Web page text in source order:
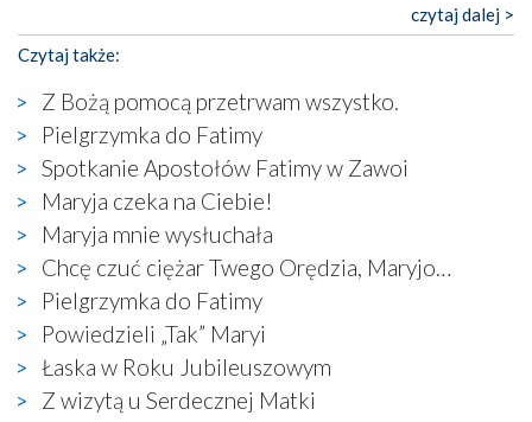
katolickiego kultu. Tylko co wspólnego z żywą,
autentyczną wiarą mogą mieć płaskie, szare bunkry albo
kaplice, w których Tabernakulum przypomina bardziej
skrzynkę na narzędzia? Albo co powiedzieć o ustawionym
tuż przy nowej bazylice wielkim krzyżu, na którym
zamiast Chrystusa umieszczono dziwaczną postać jakby
wyjętą ze starożytnych hieroglifów? W kulturowym
kontekście naszych czasów to raczej karykatura niż godny
wizerunek Zbawiciela…
Zatem nawet w bezpośrednim otoczeniu sanktuarium
naocznie przekonaliśmy się, że wewnątrz Kościoła toczy
się ogromna walka o kształt katolicyzmu i o serca
wierzących. Do czego to zmaganie może prowadzić,
widzieliśmy w urokliwym, niewielkim mieście Obidos,
gdzie w miejscu dawnego kościoła działa dzisiaj…
księgarnia.
czytaj dalej >
Czytaj także:
Z Bożą pomocą przetrwam wszystko.
Pielgrzymka do Fatimy
Spotkanie Apostołów Fatimy w Zawoi
Maryja czeka na Ciebie!
Maryja mnie wysłuchała
Chcę czuć ciężar Twego Orędzia, Maryjo…
Pielgrzymka do Fatimy
Powiedzieli „Tak” Maryi
Łaska w Roku Jubileuszowym
Z wizytą u Serdecznej Matki